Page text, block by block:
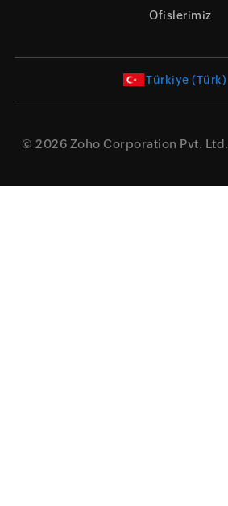
Ofislerimiz
Türkiye (Türk)
© 2026 Zoho Corporation Pvt. Ltd.